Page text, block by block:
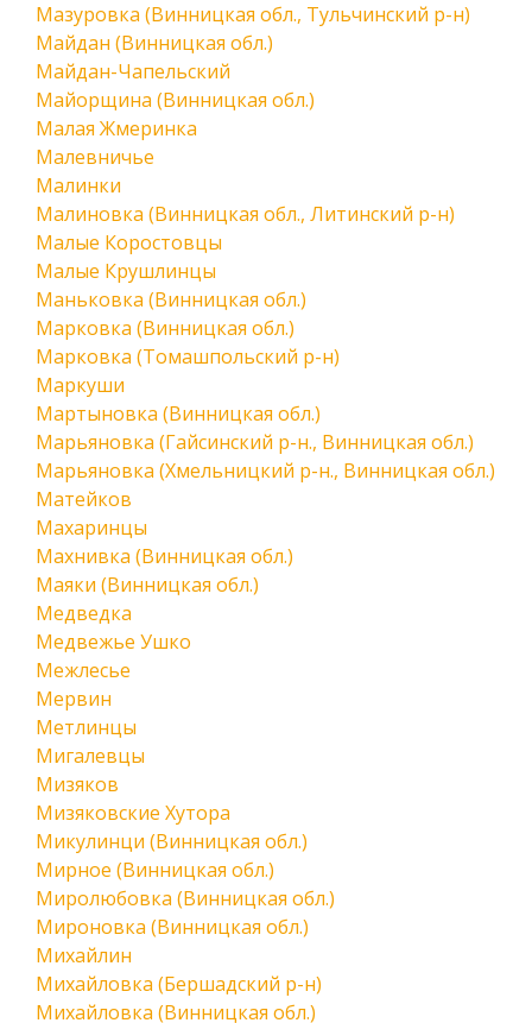
Мазуровка (Винницкая обл., Тульчинский р-н)
Майдан (Винницкая обл.)
Майдан-Чапельский
Майорщина (Винницкая обл.)
Малая Жмеринка
Малевничье
Малинки
Малиновка (Винницкая обл., Литинский р-н)
Малые Коростовцы
Малые Крушлинцы
Маньковка (Винницкая обл.)
Марковка (Винницкая обл.)
Марковка (Томашпольский р-н)
Маркуши
Мартыновка (Винницкая обл.)
Марьяновка (Гайсинский р-н., Винницкая обл.)
Марьяновка (Хмельницкий р-н., Винницкая обл.)
Матейков
Махаринцы
Махнивка (Винницкая обл.)
Маяки (Винницкая обл.)
Медведка
Медвежье Ушко
Межлесье
Мервин
Метлинцы
Мигалевцы
Мизяков
Мизяковские Хутора
Микулинци (Винницкая обл.)
Мирное (Винницкая обл.)
Миролюбовка (Винницкая обл.)
Мироновка (Винницкая обл.)
Михайлин
Михайловка (Бершадский р-н)
Михайловка (Винницкая обл.)